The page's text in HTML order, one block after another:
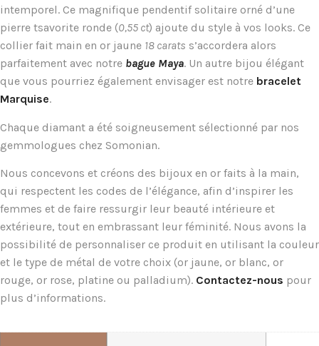
intemporel. Ce magnifique pendentif solitaire orné d’une
pierre tsavorite ronde (0,55 ct) ajoute du style à vos looks. Ce
collier fait main en or jaune 18 carats s’accordera alors
parfaitement avec notre bague Maya. Un autre bijou élégant
que vous pourriez également envisager est notre bracelet
Marquise.
Chaque diamant a été soigneusement sélectionné par nos
gemmologues chez Somonian.
Nous concevons et créons des bijoux en or faits à la main,
qui respectent les codes de l’élégance, afin d’inspirer les
femmes et de faire ressurgir leur beauté intérieure et
extérieure, tout en embrassant leur féminité. Nous avons la
possibilité de personnaliser ce produit en utilisant la couleur
et le type de métal de votre choix (or jaune, or blanc, or
rouge, or rose, platine ou palladium). Contactez-nous pour
plus d’informations.